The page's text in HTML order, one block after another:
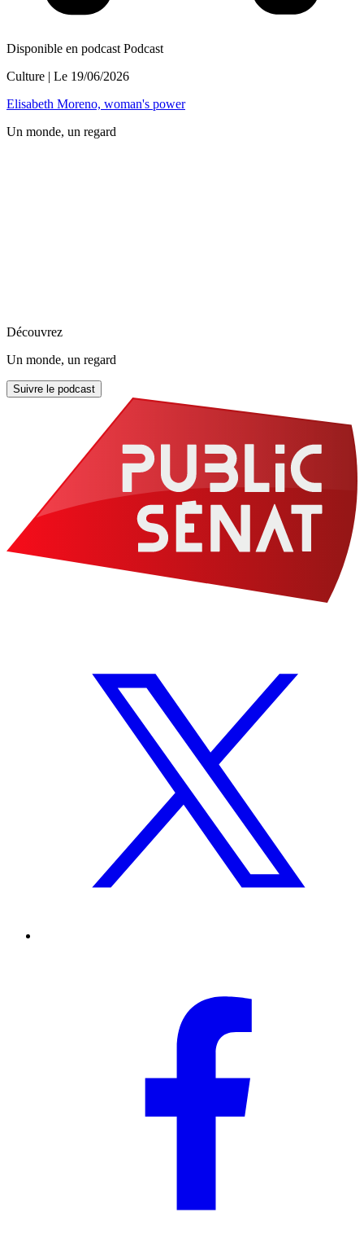
Disponible en podcast Podcast
Culture | Le 19/06/2026
Elisabeth Moreno, woman's power
Un monde, un regard
Découvrez
Un monde, un regard
Suivre le podcast